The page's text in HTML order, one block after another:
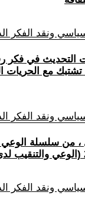
ونقد الفكر
التحديث في فكر
مع الحريات
ونقد الفكر
، من سلسلة
ونقد الفكر